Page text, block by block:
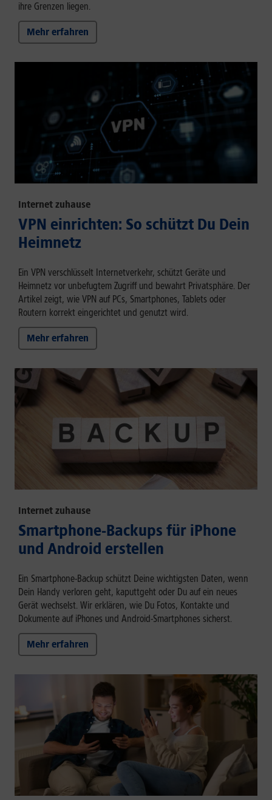
ihre Grenzen liegen.
Mehr erfahren
Internet zuhause
VPN einrichten: So schützt Du Dein
Heimnetz
Ein VPN verschlüsselt Internetverkehr, schützt Geräte und
Heimnetz vor unbefugtem Zugriff und bewahrt Privatsphäre. Der
Artikel zeigt, wie VPN auf PCs, Smartphones, Tablets oder
Routern korrekt eingerichtet und genutzt wird.
Mehr erfahren
Internet zuhause
Smartphone-Backups für iPhone
und Android erstellen
Ein Smartphone-Backup schützt Deine wichtigsten Daten, wenn
Dein Handy verloren geht, kaputtgeht oder Du auf ein neues
Gerät wechselst. Wir erklären, wie Du Fotos, Kontakte und
Dokumente auf iPhones und Android-Smartphones sicherst.
Mehr erfahren